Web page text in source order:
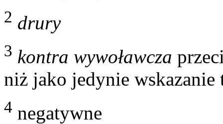
2 drury
3 kontra wywoławcza
niż jako jedynie
4 negatywne